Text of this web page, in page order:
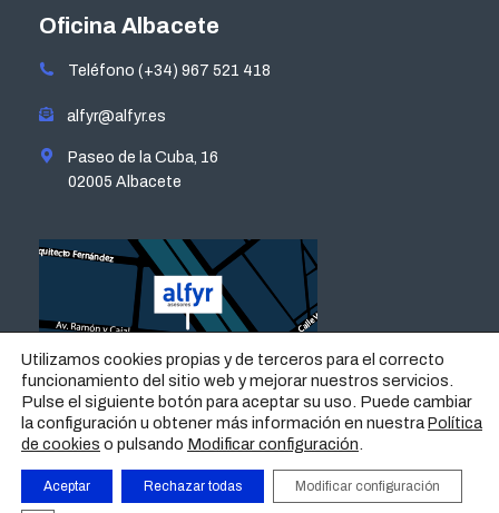
Oficina Albacete
Teléfono (+34) 967 521 418
alfyr@alfyr.es
Paseo de la Cuba, 16
02005 Albacete
opens
new
opens
new
opens
new
opens
new
Utilizamos cookies propias y de terceros para el correcto
funcionamiento del sitio web y mejorar nuestros servicios.
Pulse el siguiente botón para aceptar su uso. Puede cambiar
la configuración u obtener más información en nuestra Política
de cookies o pulsando Modificar configuración
Aceptar Rechazar todas Modificar configuración